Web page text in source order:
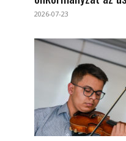
2026-07-23